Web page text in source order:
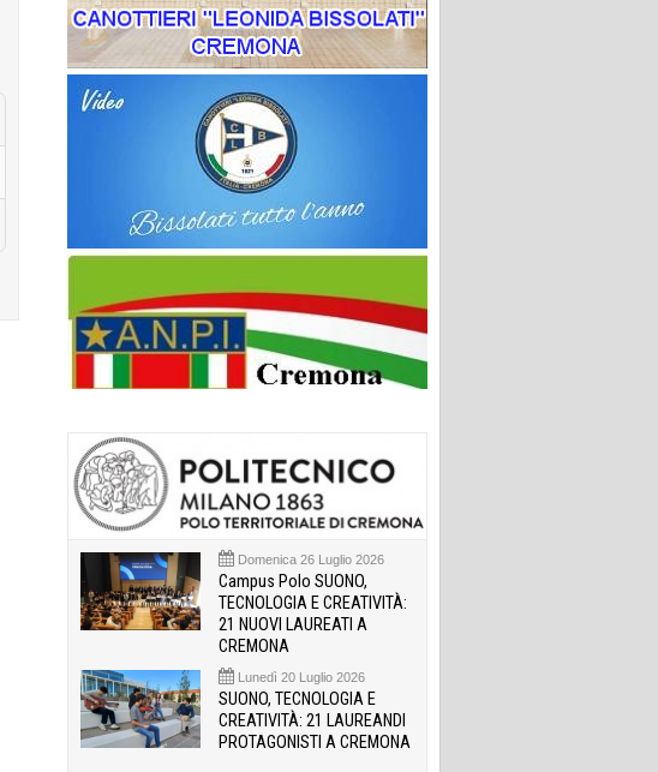
Domenica 26 Luglio 2026
Campus Polo SUONO,
TECNOLOGIA E CREATIVITÀ:
21 NUOVI LAUREATI A
CREMONA
Lunedì 20 Luglio 2026
SUONO, TECNOLOGIA E
CREATIVITÀ: 21 LAUREANDI
PROTAGONISTI A CREMONA